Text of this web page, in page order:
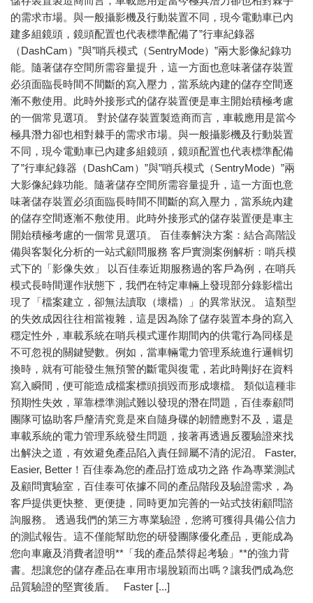
的需求市場。與一般攝影機及行動裝置不同，現今電動車已內
建多組鏡頭，鏡頭配置也代表標準配備了”行車紀錄器
（DashCam）”與”哨兵模式（SentryMode）”兩大影像紀錄功
能。隨著儲存空間所需容量提升，這一方面也意味著儲存裝置
必須面臨長時間不間斷的寫入壓力，當系統內建的儲存空間逐
漸不敷使用。此時外接形式的儲存裝置便是車主開始積極考慮
的一個常見選項。 對於儲存裝置製造商而言，車載應用是當今
極具潛力卻也相對棘手的需求市場。與一般攝影機及行動裝置
不同，現今電動車已內建多組鏡頭，鏡頭配置也代表標準配備
了”行車紀錄器（DashCam）”與”哨兵模式（SentryMode）”兩
大影像紀錄功能。隨著儲存空間所需容量提升，這一方面也意
味著儲存裝置必須面臨長時間不間斷的寫入壓力，當系統內建
的儲存空間逐漸不敷使用。此時外接形式的儲存裝置便是車主
開始積極考慮的一個常見選項。 百佳泰解決方案：結合高階設
備與客製化分析的一站式顧問服務 客戶實測案例解析：哨兵模
式下的「影像失效」 以百佳泰近期服務過的客戶為例，在哨兵
模式長時間運作狀態下，我們在特定車輛上發現部分錄影檔出
現了「檔案建立，卻無法讀取（壞檔）」的異常狀況。 這類型
的失效成因往往相當複雜，這是因為除了儲存裝置本身的寫入
穩定性外，車載系統在哨兵模式運作期間內的供電行為同樣是
不可忽視的關鍵變數。例如，當車輛電力管理系統進行邏輯切
換時，就有可能發生無預警的斷電與復電，若此時剛好在資料
寫入瞬間，便可能造成檔案標頭損毀而形成壞檔。 類似這種非
預期性失效，單靠標準測試難以發現的潛在問題，百佳泰顧問
團隊可協助客戶釐清究竟是來自隨身碟的韌體應對不及，還是
車載系統的電力管理系統發生問題，接著再透過反覆驗證來找
出解決之道，有效避免產品陷入責任歸屬不清的泥沼。 Faster,
Easier, Better！百佳泰為您的產品打造成功之路 作為專業測試
及顧問實驗室，百佳泰可依據不同的產品階段及驗證需求，為
客戶提供更快整、更便捷，同時更加完善的一站式技術顧問諮
詢服務。 透過我們的第三方專業驗證，您將可獲得具備公信力
的測試報告。這不僅能幫助您的研發團隊優化產品，更能成為
您向車廠及消費者證明**「我的產品禁得起考驗」**的強力背
書。想讓您的儲存產品在車用市場脫穎而出嗎？讓我們成為您
品質驗證的堅實後盾。 Faster [...]